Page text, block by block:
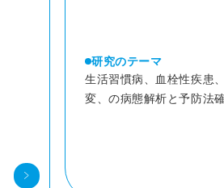
研究のテーマ
生活習慣病、血栓性疾患
変、の病態解析と予防法